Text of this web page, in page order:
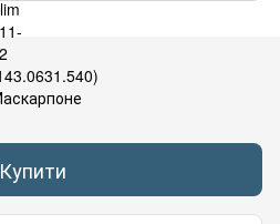
Купити